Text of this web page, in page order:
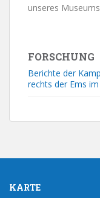
unseres
FORSCHUNG
Berichte der
rechts der Ems
KARTE